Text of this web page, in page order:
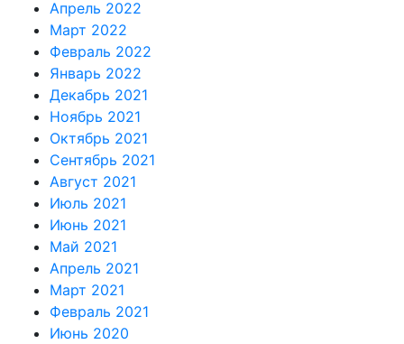
Апрель 2022
Март 2022
Февраль 2022
Январь 2022
Декабрь 2021
Ноябрь 2021
Октябрь 2021
Сентябрь 2021
Август 2021
Июль 2021
Июнь 2021
Май 2021
Апрель 2021
Март 2021
Февраль 2021
Июнь 2020